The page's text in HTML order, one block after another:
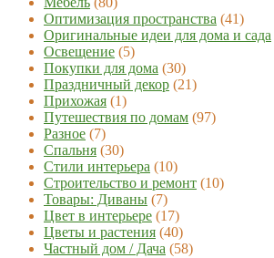
Оптимизация пространства (41)
Оригинальные идеи для дома и сада
Освещение (5)
Покупки для дома (30)
Праздничный декор (21)
Прихожая (1)
Путешествия по домам (97)
Разное (7)
Спальня (30)
Стили интерьера (10)
Строительство и ремонт (10)
Товары: Диваны (7)
Цвет в интерьере (17)
Цветы и растения (40)
Частный дом / Дача (58)